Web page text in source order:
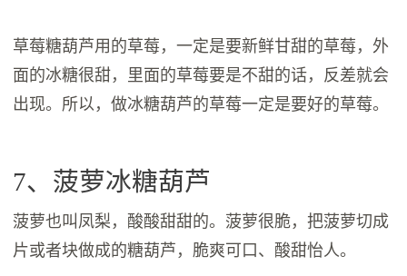
草莓糖葫芦用的草莓，一定是要新鲜甘甜的草莓，外
面的冰糖很甜，里面的草莓要是不甜的话，反差就会
出现。所以，做冰糖葫芦的草莓一定是要好的草莓。
7、菠萝冰糖葫芦
菠萝也叫凤梨，酸酸甜甜的。菠萝很脆，把菠萝切成
片或者块做成的糖葫芦，脆爽可口、酸甜怡人。